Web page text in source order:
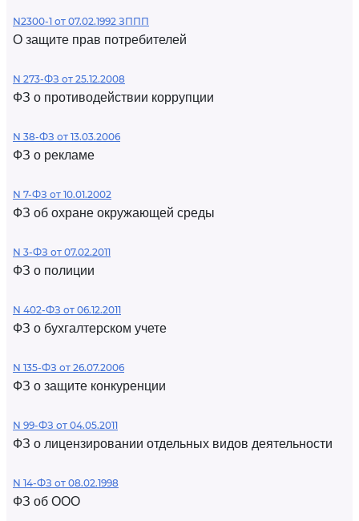
N2300-1 от 07.02.1992 ЗППП
О защите прав потребителей
N 273-ФЗ от 25.12.2008
ФЗ о противодействии коррупции
N 38-ФЗ от 13.03.2006
ФЗ о рекламе
N 7-ФЗ от 10.01.2002
ФЗ об охране окружающей среды
N 3-ФЗ от 07.02.2011
ФЗ о полиции
N 402-ФЗ от 06.12.2011
ФЗ о бухгалтерском учете
N 135-ФЗ от 26.07.2006
ФЗ о защите конкуренции
N 99-ФЗ от 04.05.2011
ФЗ о лицензировании отдельных видов деятельности
N 14-ФЗ от 08.02.1998
ФЗ об ООО